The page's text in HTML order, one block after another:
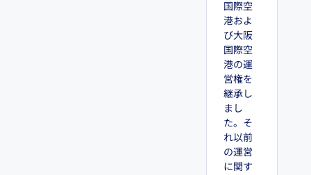
国際空
港およ
び大阪
国際空
港の運
営権を
継承し
まし
た。そ
れ以前
の運営
に関す